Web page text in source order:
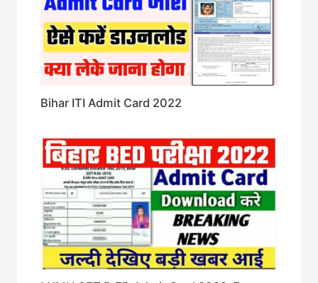
Bihar ITI Admit Card 2022